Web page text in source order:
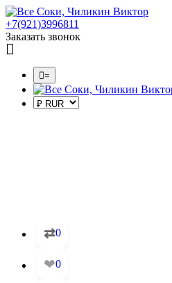
+7(921)3996811
Заказать звонок
=
⇄0
❤0